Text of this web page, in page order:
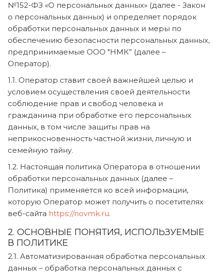
№152-ФЗ «О персональных данных» (далее - Закон
о персональных данных) и определяет порядок
обработки персональных данных и меры по
обеспечению безопасности персональных данных,
предпринимаемые ООО "НМК” (далее –
Оператор).
1.1. Оператор ставит своей важнейшей целью и
условием осуществления своей деятельности
соблюдение прав и свобод человека и
гражданина при обработке его персональных
данных, в том числе защиты прав на
неприкосновенность частной жизни, личную и
семейную тайну.
1.2. Настоящая политика Оператора в отношении
обработки персональных данных (далее –
Политика) применяется ко всей информации,
которую Оператор может получить о посетителях
веб-сайта https://novmk.ru.
2. ОСНОВНЫЕ ПОНЯТИЯ, ИСПОЛЬЗУЕМЫЕ
В ПОЛИТИКЕ
2.1. Автоматизированная обработка персональных
данных – обработка персональных данных с